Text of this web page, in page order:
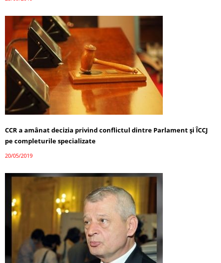
CCR a amânat decizia privind conflictul dintre Parlament şi ÎCCJ
pe completurile specializate
20/05/2019